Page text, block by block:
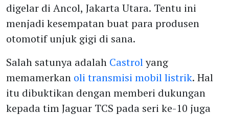
digelar di Ancol, Jakarta Utara. Tentu ini
menjadi kesempatan buat para produsen
otomotif unjuk gigi di sana.
Salah satunya adalah Castrolyang
memamerkan oli transmisi mobil listrik. Hal
itu dibuktikan dengan memberi dukungan
kepada tim Jaguar TCS pada seri ke-10 juga